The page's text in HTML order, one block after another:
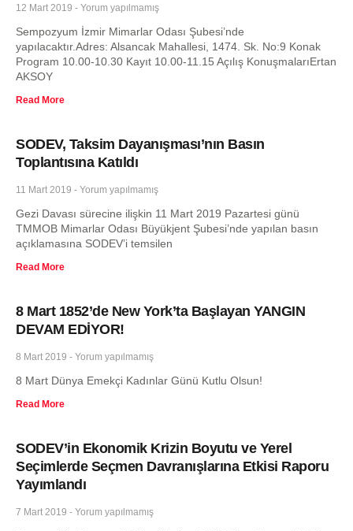
12 Mart 2019 Yorum yapılmamış
Sempozyum İzmir Mimarlar Odası Şubesi’nde
yapılacaktır.Adres: Alsancak Mahallesi, 1474. Sk. No:9 Konak
Program 10.00-10.30 Kayıt 10.00-11.15 Açılış KonuşmalarıErtan
AKSOY
Read More
SODEV, Taksim Dayanışması’nın Basın
Toplantısına Katıldı
11 Mart 2019 Yorum yapılmamış
Gezi Davası sürecine ilişkin 11 Mart 2019 Pazartesi günü
TMMOB Mimarlar Odası Büyükjent Şubesi’nde yapılan basın
açıklamasına SODEV’i temsilen
Read More
8 Mart 1852’de New York’ta Başlayan YANGIN
DEVAM EDİYOR!
8 Mart 2019 Yorum yapılmamış
8 Mart Dünya Emekçi Kadınlar Günü Kutlu Olsun!
Read More
SODEV’in Ekonomik Krizin Boyutu ve Yerel
Seçimlerde Seçmen Davranışlarına Etkisi Raporu
Yayımlandı
7 Mart 2019 Yorum yapılmamış